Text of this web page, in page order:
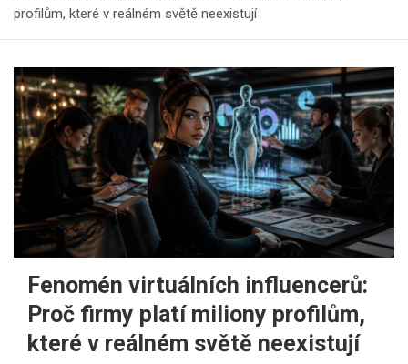
profilům, které v reálném světě neexistují
Fenomén virtuálních influencerů:
Proč firmy platí miliony profilům,
které v reálném světě neexistují